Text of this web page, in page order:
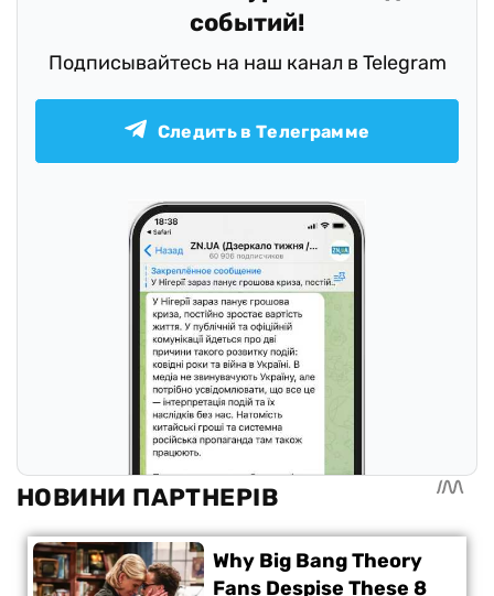
событий!
Подписывайтесь на наш канал в Telegram
Следить в Телеграмме